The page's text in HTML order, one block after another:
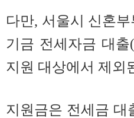
다만, 서울시 신혼
기금 전세자금 대
지원 대상에서 제외
지원금은 전세금 대